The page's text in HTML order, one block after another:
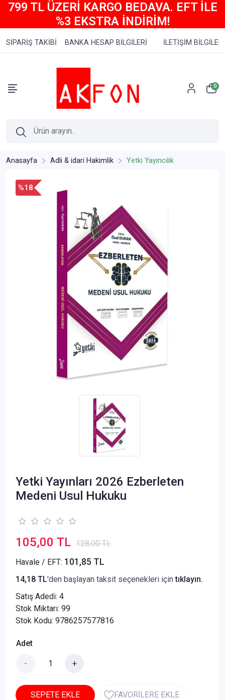
799 TL ÜZERİ KARGO BEDAVA. EFT İLE
%3 EKSTRA İNDİRİM!
SİPARİŞ TAKİBİ BANKA HESAP BİLGİLERİ İLETİŞİM BİLGİLERİ
0
Anasayfa Adli & idari Hakimlik Yetki Yayıncılık
%18
Yetki Yayınları 2026 Ezberleten
Medeni Usul Hukuku
105,00 TL 128,00 TL
Havale / EFT: 101,85 TL
14,18 TL'den başlayan taksit seçenekleri içintıklayın.
Satış Adedi: 4
Stok Miktarı: 99
Stok Kodu: 9786257577816
Adet
- +
SEPETE EKLE FAVORİLERE EKLE